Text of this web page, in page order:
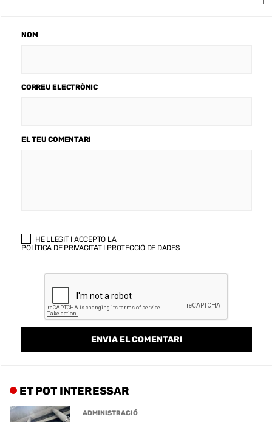
NOM
CORREU ELECTRÒNIC
EL TEU COMENTARI
HE LLEGIT I ACCEPTO LA
POLÍTICA DE PRIVACITAT I PROTECCIÓ DE DADES
ET POT INTERESSAR
ADMINISTRACIÓ